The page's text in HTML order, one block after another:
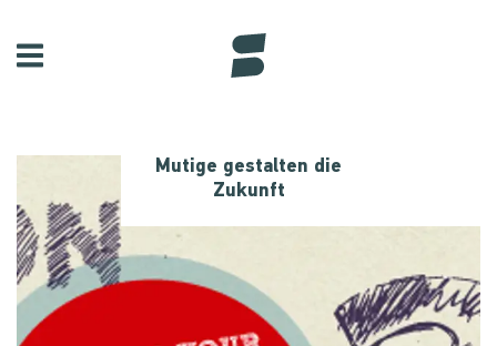
Mutige gestalten die
Zukunft